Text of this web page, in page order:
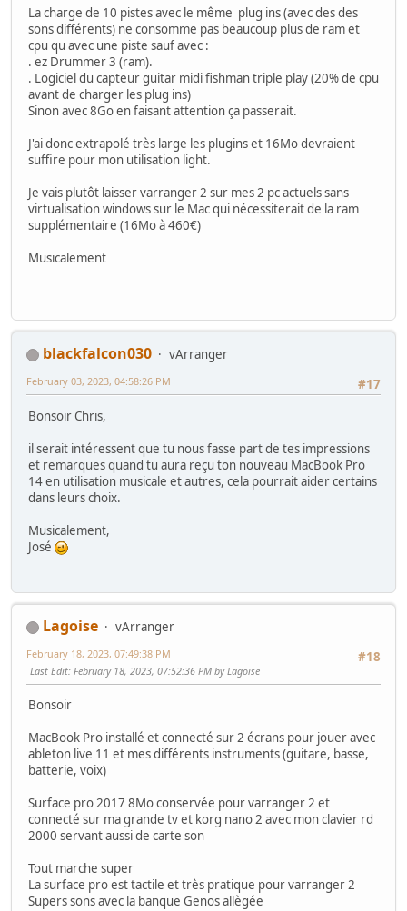
La charge de 10 pistes avec le même plug ins (avec des des
sons différents) ne consomme pas beaucoup plus de ram et
cpu qu avec une piste sauf avec :
. ez Drummer 3 (ram).
. Logiciel du capteur guitar midi fishman triple play (20% de cpu
avant de charger les plug ins)
Sinon avec 8Go en faisant attention ça passerait.
J'ai donc extrapolé très large les plugins et 16Mo devraient
suffire pour mon utilisation light.
Je vais plutôt laisser varranger 2 sur mes 2 pc actuels sans
virtualisation windows sur le Mac qui nécessiterait de la ram
supplémentaire (16Mo à 460€)
Musicalement
blackfalcon030
vArranger
#17
February 03, 2023, 04:58:26 PM
Bonsoir Chris,
il serait intéressent que tu nous fasse part de tes impressions
et remarques quand tu aura reçu ton nouveau MacBook Pro
14 en utilisation musicale et autres, cela pourrait aider certains
dans leurs choix.
Musicalement,
José
Lagoise
vArranger
#18
February 18, 2023, 07:49:38 PM
Last Edit: February 18, 2023, 07:52:36 PM by Lagoise
Bonsoir
MacBook Pro installé et connecté sur 2 écrans pour jouer avec
ableton live 11 et mes différents instruments (guitare, basse,
batterie, voix)
Surface pro 2017 8Mo conservée pour varranger 2 et
connecté sur ma grande tv et korg nano 2 avec mon clavier rd
2000 servant aussi de carte son
Tout marche super
La surface pro est tactile et très pratique pour varranger 2
Supers sons avec la banque Genos allègée